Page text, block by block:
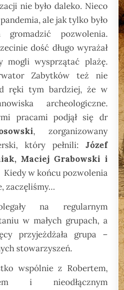
nie było daleko. Nieco
ale jak tylko było
gromadzić pozwolenia.
dość długo wyrażał
mogli wysprzątać plażę.
Zabytków też nie
ręki tym bardziej, że w
archeologiczne.
pracami podjął się dr
, zorganizowany
który pełnili: Józef
Maciej Grabowski i
Kiedy w końcu pozwolenia
zaczęliśmy…
na regularnym
w małych grupach, a
przyjeżdżała grupa –
stowarzyszeń.
wspólnie z Robertem,
i nieodłącznym